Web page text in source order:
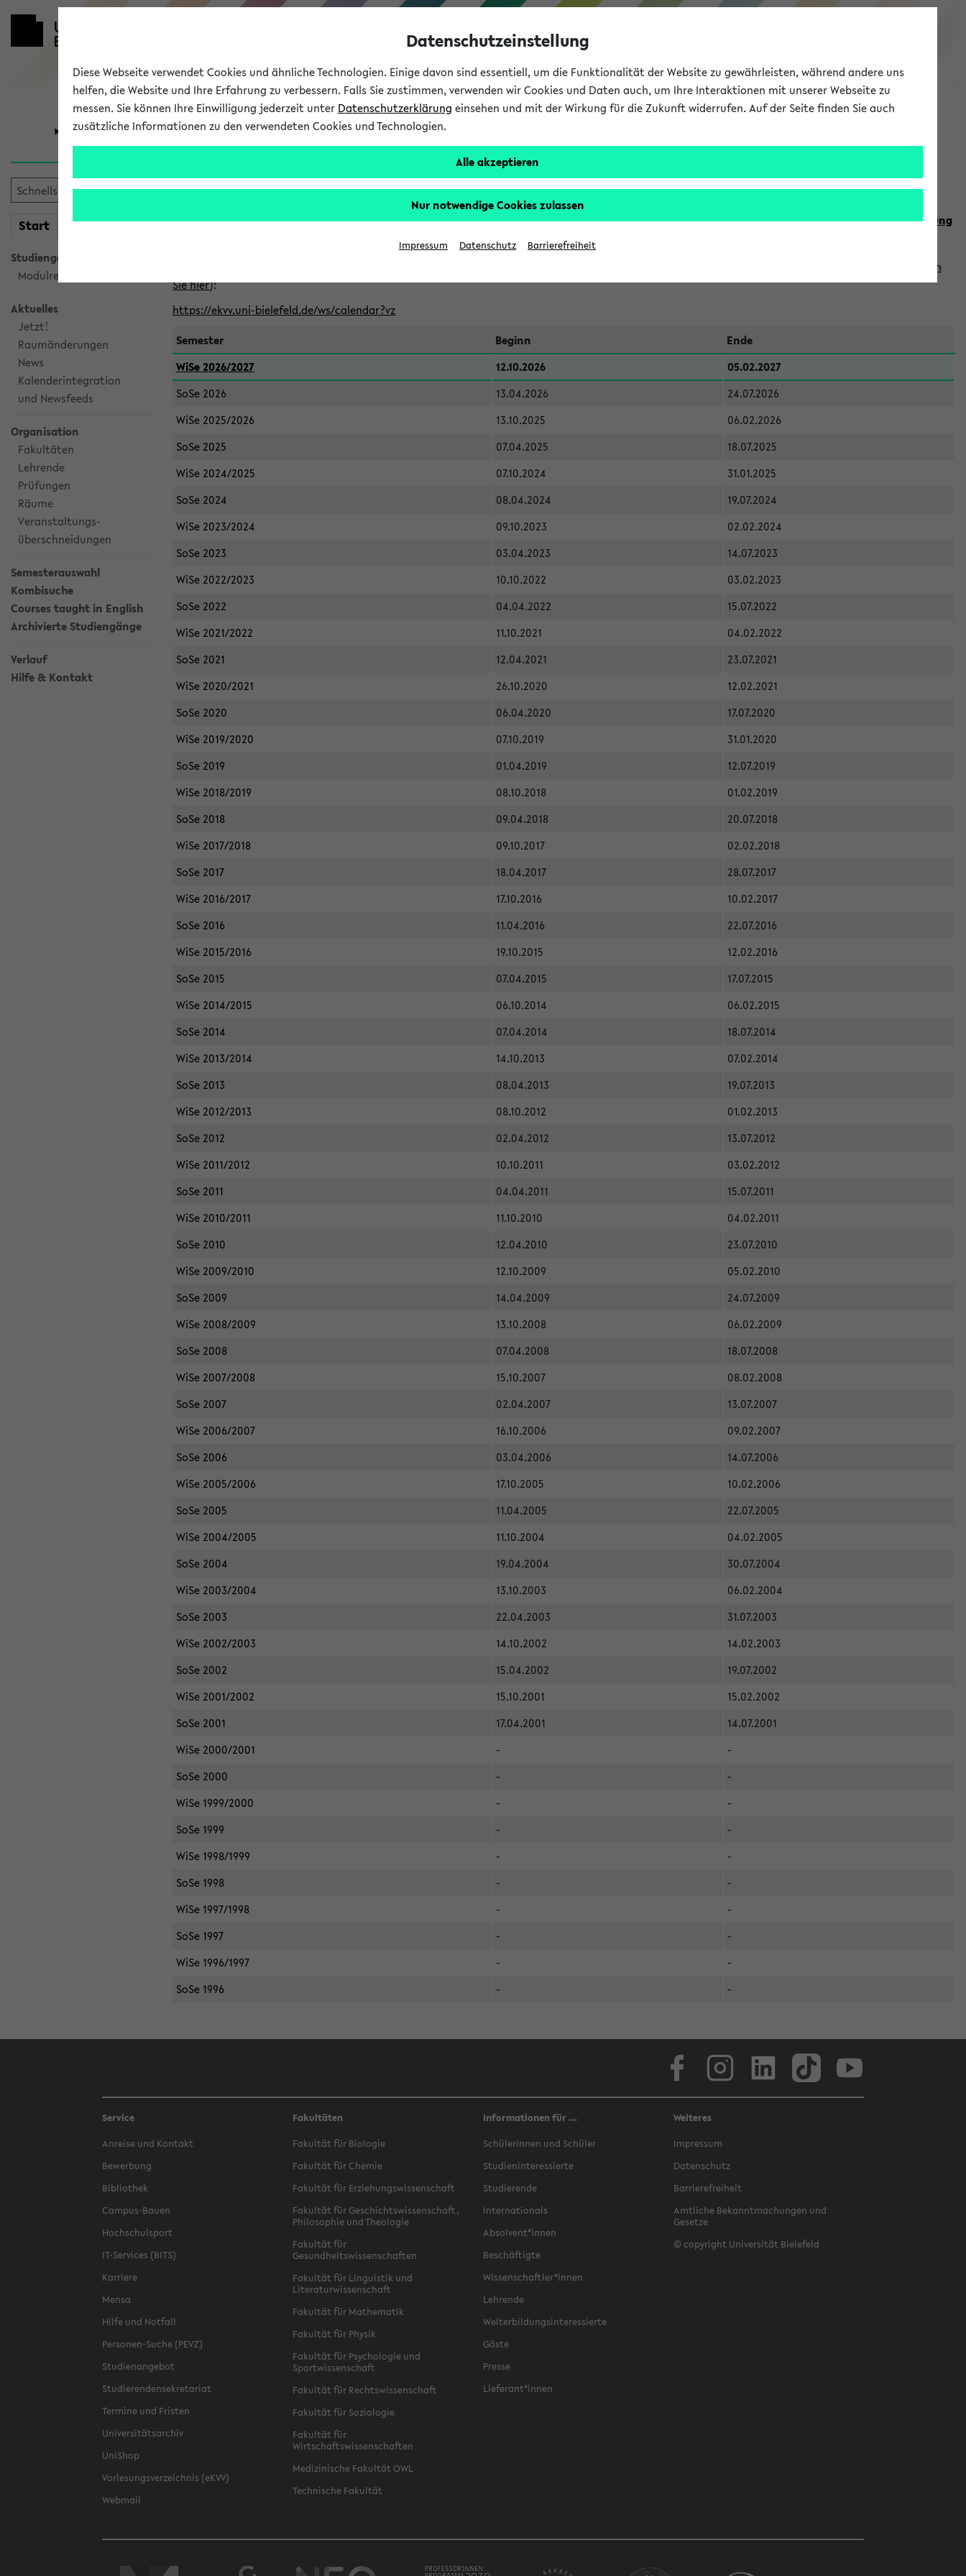
eKVV
Universität Forschung Studium
Start meineKVV
Studiengangsauswahl
Modulrecherche
Aktuelles
Jetzt!
Raumänderungen
News
Kalenderintegration
und Newsfeeds
Organisation
Fakultäten
Lehrende
Prüfungen
Räume
Veranstaltungs-
überschneidungen
Semesterauswahl
Kombisuche
Courses taught in English
Archivierte Studiengänge
Verlauf
Hilfe & Kontakt
Alle veröffentlichten Semester im eKVV
Klicken Sie auf das Semester, welches Sie für Ihre Sitzung auswählen möchten. Bitte beachten Sie auch die weiteren Termine imKalender der Lehrplanung
finden
Sie hier):
https://ekvv.uni-bielefeld.de/ws/calendar?vz
Semester
Beginn
Ende
WiSe 2026/2027
12.10.2026
05.02.2027
SoSe 2026
13.04.2026
24.07.2026
WiSe 2025/2026
13.10.2025
06.02.2026
SoSe 2025
07.04.2025
18.07.2025
WiSe 2024/2025
07.10.2024
31.01.2025
SoSe 2024
08.04.2024
19.07.2024
WiSe 2023/2024
09.10.2023
02.02.2024
SoSe 2023
03.04.2023
14.07.2023
WiSe 2022/2023
10.10.2022
03.02.2023
SoSe 2022
04.04.2022
15.07.2022
WiSe 2021/2022
11.10.2021
04.02.2022
SoSe 2021
12.04.2021
23.07.2021
WiSe 2020/2021
26.10.2020
12.02.2021
SoSe 2020
06.04.2020
17.07.2020
WiSe 2019/2020
07.10.2019
31.01.2020
SoSe 2019
01.04.2019
12.07.2019
WiSe 2018/2019
08.10.2018
01.02.2019
SoSe 2018
09.04.2018
20.07.2018
WiSe 2017/2018
09.10.2017
02.02.2018
SoSe 2017
18.04.2017
28.07.2017
WiSe 2016/2017
17.10.2016
10.02.2017
SoSe 2016
11.04.2016
22.07.2016
WiSe 2015/2016
19.10.2015
12.02.2016
SoSe 2015
07.04.2015
17.07.2015
WiSe 2014/2015
06.10.2014
06.02.2015
SoSe 2014
07.04.2014
18.07.2014
WiSe 2013/2014
14.10.2013
07.02.2014
SoSe 2013
08.04.2013
19.07.2013
WiSe 2012/2013
08.10.2012
01.02.2013
SoSe 2012
02.04.2012
13.07.2012
WiSe 2011/2012
10.10.2011
03.02.2012
SoSe 2011
04.04.2011
15.07.2011
WiSe 2010/2011
11.10.2010
04.02.2011
SoSe 2010
12.04.2010
23.07.2010
WiSe 2009/2010
12.10.2009
05.02.2010
SoSe 2009
14.04.2009
24.07.2009
WiSe 2008/2009
13.10.2008
06.02.2009
SoSe 2008
07.04.2008
18.07.2008
WiSe 2007/2008
15.10.2007
08.02.2008
SoSe 2007
02.04.2007
13.07.2007
WiSe 2006/2007
16.10.2006
09.02.2007
SoSe 2006
03.04.2006
14.07.2006
WiSe 2005/2006
17.10.2005
10.02.2006
SoSe 2005
11.04.2005
22.07.2005
WiSe 2004/2005
11.10.2004
04.02.2005
SoSe 2004
19.04.2004
30.07.2004
WiSe 2003/2004
13.10.2003
06.02.2004
SoSe 2003
22.04.2003
31.07.2003
WiSe 2002/2003
14.10.2002
14.02.2003
SoSe 2002
15.04.2002
19.07.2002
WiSe 2001/2002
15.10.2001
15.02.2002
SoSe 2001
17.04.2001
14.07.2001
WiSe 2000/2001
-
-
SoSe 2000
-
-
WiSe 1999/2000
-
-
SoSe 1999
-
-
WiSe 1998/1999
-
-
SoSe 1998
-
-
WiSe 1997/1998
-
-
SoSe 1997
-
-
WiSe 1996/1997
-
-
SoSe 1996
- -
Service
Anreise und Kontakt
Bewerbung
Bibliothek
Campus-Bauen
Hochschulsport
IT-Services (BITS)
Karriere
Mensa
Hilfe und Notfall
Personen-Suche (PEVZ)
Studienangebot
Studierendensekretariat
Termine und Fristen
Universitätsarchiv
UniShop
Vorlesungsverzeichnis (eKVV)
Webmail
Fakultäten
Fakultät für Biologie
Fakultät für Chemie
Fakultät für Erziehungswissenschaft
Fakultät für Geschichtswissenschaft,
Philosophie und Theologie
Fakultät für
Gesundheitswissenschaften
Fakultät für Linguistik und
Literaturwissenschaft
Fakultät für Mathematik
Fakultät für Physik
Fakultät für Psychologie und
Sportwissenschaft
Fakultät für Rechtswissenschaft
Fakultät für Soziologie
Fakultät für
Wirtschaftswissenschaften
Medizinische Fakultät OWL
Technische Fakultät
Informationen für ...
Schülerinnen und Schüler
Studieninteressierte
Studierende
Internationals
Absolvent*innen
Beschäftigte
Wissenschaftler*innen
Lehrende
Weiterbildungsinteressierte
Gäste
Presse
Lieferant*innen
Weiteres
Impressum
Datenschutz
Barrierefreiheit
Amtliche Bekanntmachungen und
Gesetze
© copyright Universität Bielefeld
Datenschutzeinstellung
Diese Webseite verwendet Cookies und ähnliche Technologien. Einige davon sind essentiell, um die Funktionalität der Website zu gewährleisten, während andere uns
helfen, die Website und Ihre Erfahrung zu verbessern. Falls Sie zustimmen, verwenden wir Cookies und Daten auch, um Ihre Interaktionen mit unserer Webseite zu
messen. Sie können Ihre Einwilligung jederzeit unter Datenschutzerklärung einsehen und mit der Wirkung für die Zukunft widerrufen. Auf der Seite finden Sie auch
zusätzliche Informationen zu den verwendeten Cookies und Technologien.
Alle akzeptieren
Nur notwendige Cookies zulassen
Impressum Datenschutz Barrierefreiheit